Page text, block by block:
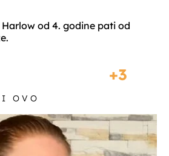
od 4. godine pati od
3
I OVO